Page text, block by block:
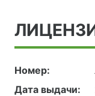
Номер:
Дата выдачи: